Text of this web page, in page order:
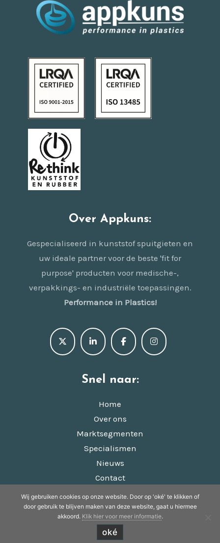
Over Appkuns:
Gespecialiseerd in kunststof spuitgieten en
uw ideale partner voor de beste 'fit for
purpose' producten voor medische-,
verpakkings- en industriële toepassingen.
Performance in Plastics!
Snel naar:
Home
Over ons
Marktsegmenten
Specialismen
Nieuws
Contact
© Copyright 2022 - 2026 Appkuns· Alle rechten
voorbehouden
Ontwikkeling door
Wij gebruiken cookies op onze website. Door op 'oké' te klikken of
door gebruik te blijven maken van deze website, gaat u hiermee
akkoord. Klik hier voor meer informatie.
oké